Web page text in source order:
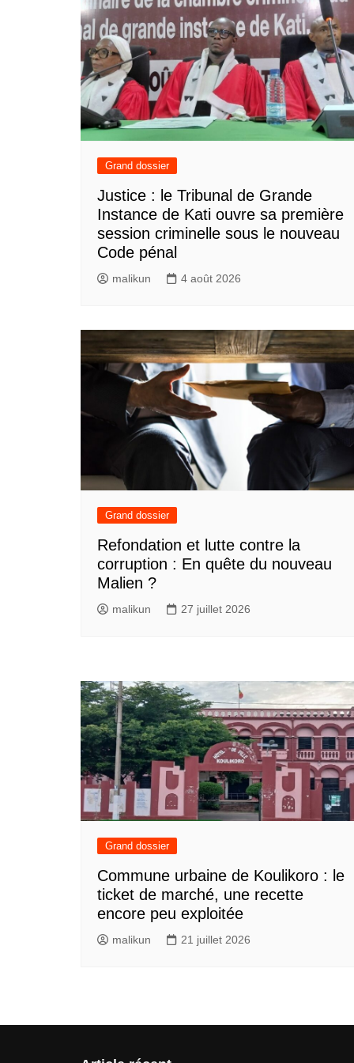
Grand dossier
Justice : le Tribunal de Grande
Instance de Kati ouvre sa première
session criminelle sous le nouveau
Code pénal
malikun 4 août 2026
Grand dossier
Refondation et lutte contre la
corruption : En quête du nouveau
Malien ?
malikun 27 juillet 2026
Grand dossier
Commune urbaine de Koulikoro : le
ticket de marché, une recette
encore peu exploitée
malikun 21 juillet 2026